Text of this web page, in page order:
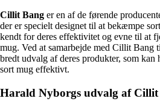
Cillit Bang er en af de førende
der er specielt designet til at bekæmpe
kendt for deres effektivitet og evne til at
mug. Ved at samarbejde med Cillit Bang
bredt udvalg af deres produkter, som
sort mug effektivt.
Harald Nyborgs udvalg af